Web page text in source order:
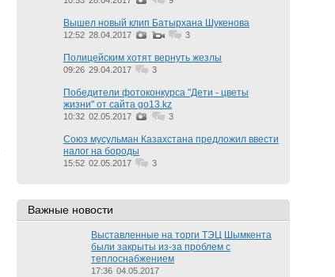
Вышел новый клип Батырхана Шукенова
12:52 28.04.2017 3
Полицейским хотят вернуть жезлы
09:26 29.04.2017 3
Победители фотоконкурса "Дети - цветы
жизни" от сайта go13.kz
10:32 02.05.2017 3
Союз мусульман Казахстана предложил ввести
налог на бороды
15:52 02.05.2017 3
Важные новости
Выставленные на торги ТЭЦ Шымкента
были закрыты из-за проблем с
теплоснабжением
17:36 04.05.2017